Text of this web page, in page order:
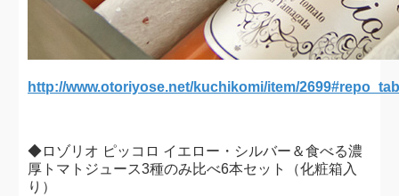
http://www.otoriyose.net/kuchikomi/item/2699#repo_tab
◆ロゾリオ ピッコロ イエロー・シルバー＆食べる濃
厚トマトジュース3種のみ比べ6本セット（化粧箱入
り）